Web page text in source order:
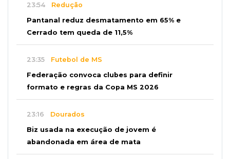
23:54 Redução
Pantanal reduz desmatamento em 65% e
Cerrado tem queda de 11,5%
23:35 Futebol de MS
Federação convoca clubes para definir
formato e regras da Copa MS 2026
23:16 Dourados
Biz usada na execução de jovem é
abandonada em área de mata